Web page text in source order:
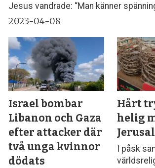
Jesus vandrade: “Man känner
2023-04-08
Israel bombar
Libanon och Gaza
efter attacker där
två unga kvinnor
dödats
Hårt
helig
I påsk